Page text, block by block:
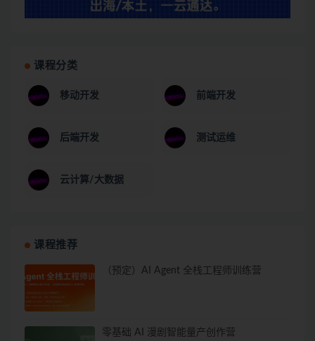
课程分类
移动开发 前端开发
后端开发 测试运维
云计算/大数据
课程推荐
（预定）AI Agent 全栈工程师训练营
零基础 AI 漫剧智能量产创作营